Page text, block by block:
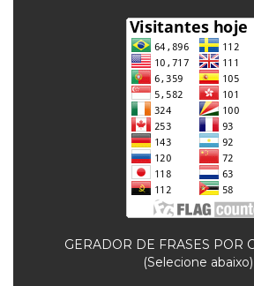
GERADOR DE FRASES POR
(Selecione abaixo)